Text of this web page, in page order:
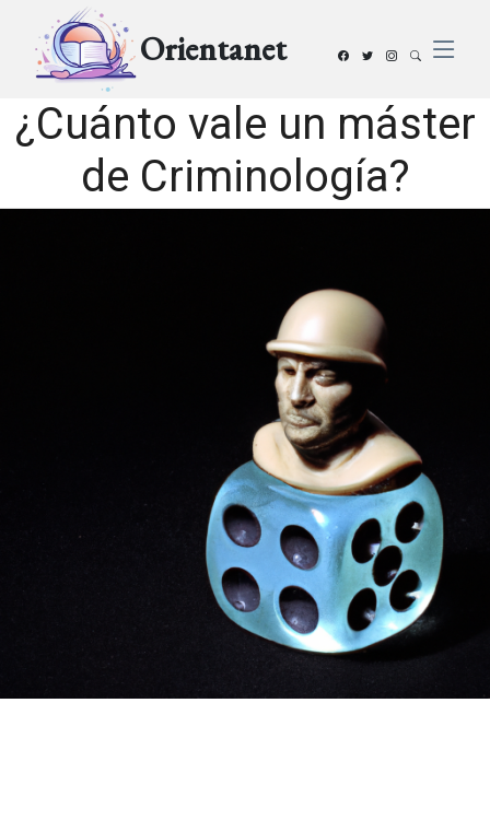
Orientanet
¿Cuánto vale un máster
de Criminología?